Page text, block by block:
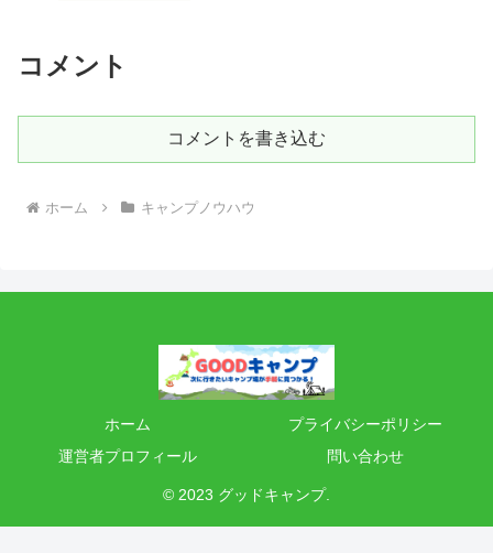
コメント
コメントを書き込む
ホーム キャンプノウハウ
ホーム
プライバシーポリシー
運営者プロフィール
問い合わせ
© 2023 グッドキャンプ.